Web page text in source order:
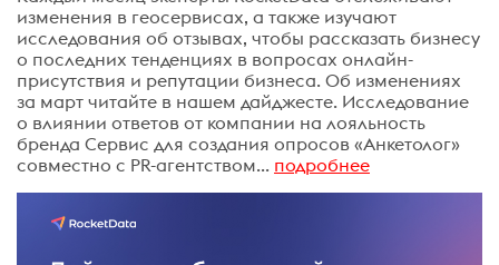
изменения в геосервисах, а также изучают
исследования об отзывах, чтобы рассказать бизнесу
о последних тенденциях в вопросах онлайн-
присутствия и репутации бизнеса. Об изменениях
за март читайте в нашем дайджесте. Исследование
о влиянии ответов от компании на лояльность
бренда Сервис для создания опросов «Анкетолог»
совместно с PR-агентством... подробнее